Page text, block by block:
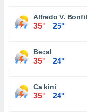
Alfredo V. Bonfil
35° 25°
Becal
35° 24°
Calkini
35° 24°